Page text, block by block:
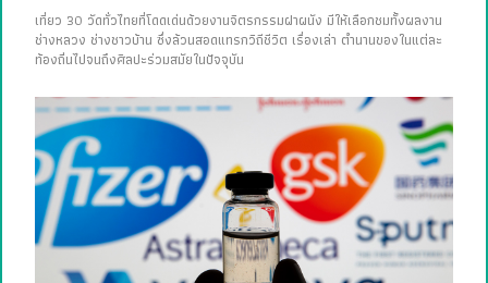
เที่ยว 30 วัดทั่วไทยที่โดดเด่นด้วยงานจิตรกรรมฝาผนัง มีให้เลือกชมทั้งผลงาน
ช่างหลวง ช่างชาวบ้าน ซึ่งล้วนสอดแทรกวิถีชีวิต เรื่องเล่า ตำนานของในแต่ละ
ท้องถิ่นไปจนถึงศิลปะร่วมสมัยในปัจจุบัน